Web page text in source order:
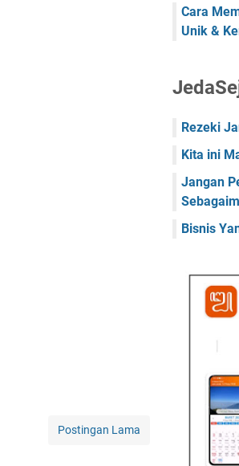
Postingan Lama
Cara
Unik &
Rezeki
Kita ini
Jangan
Bisnis